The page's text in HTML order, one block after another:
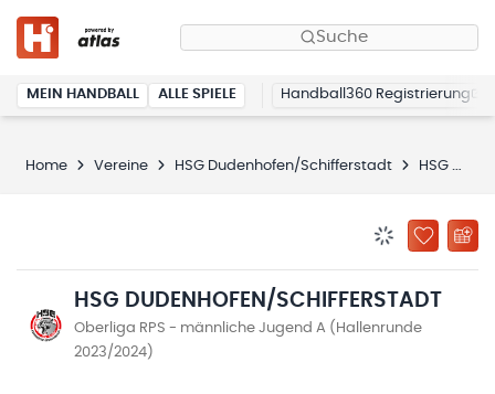
Suche
MEIN HANDBALL ALLE SPIELE Handball360 Registrierung
Home Vereine HSG Dudenhofen/Schifferstadt HSG Dudenhofen/Schifferstadt
ZU
HSG DUDENHOFEN/SCHIFFERSTADT
Oberliga RPS - männliche Jugend A (Hallenrunde
2023/2024)